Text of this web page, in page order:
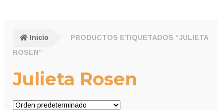
Inicio
PRODUCTOS ETIQUETADOS “JULIETA
ROSEN”
Julieta Rosen